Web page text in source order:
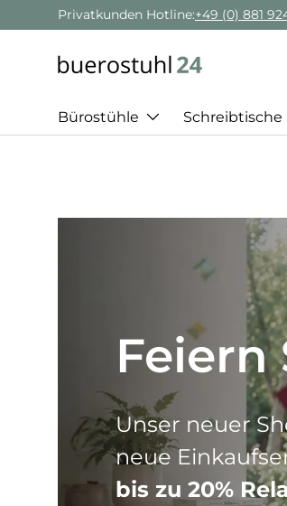
Direkt zum Inhalt
Geschäftskunden Beratung:+ 49 (0)
Bürostühle Schreibtische
Best
Drei
Stuhl.